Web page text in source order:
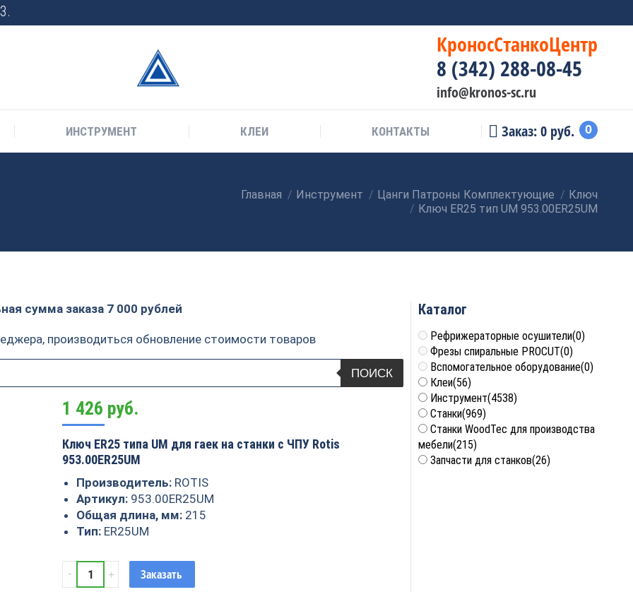
КроносСтанкоЦентр
8 (342) 288-08-45
info@kronos-sc.ru
ИНСТРУМЕНТ КЛЕИ КОНТАКТЫ Заказ:0 руб. 0
Главная Инструмент Цанги Патроны Комплектующие
Ключ
Ключ ER25 тип UM 953.00ER25UM
сумма заказа 7 000 рублей
производиться обновление стоимости товаров
ПОИСК
1 426 руб.
Ключ ER25 типа UM для гаек на станки с ЧПУ Rotis
953.00ER25UM
Производитель: ROTIS
Артикул: 953.00ER25UM
Общая длина, мм: 215
Тип: ER25UM
Ключ
ER25
Заказать
Каталог
Рефрижераторные осушители(0)
Фрезы спиральные PROCUT(0)
Вспомогательное оборудование(0)
Клеи(56)
Инструмент(4538)
Станки(969)
Станки WoodTec для производства
мебели(215)
Запчасти для станков(26)